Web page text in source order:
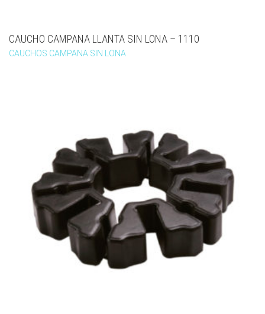
CAUCHO CAMPANA LLANTA SIN LONA – 1110
CAUCHOS CAMPANA SIN LONA